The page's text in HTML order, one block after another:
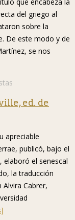
del griego al
sobre la
De este modo y de
se nos
ed. de
apreciable
publicó, bajo el
elaboró el senescal
la traducción
Cabrer,